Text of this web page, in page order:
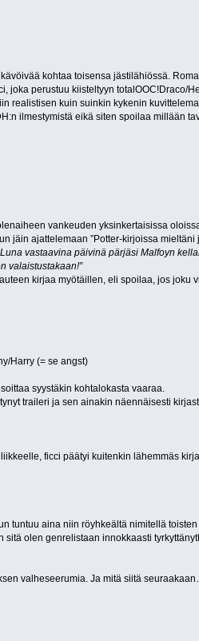
kohtaa toisensa jästilähiössä.
joka perustuu kiisteltyyn
realistisen kuin suinkin kykenin
ilmestymistä eikä siten spoilaa millään
vankeuden yksinkertaisissa
jäin ajattelemaan ”Potter-kirjoissa
vastaavina päivinä pärjäsi Malfoyn
valaistustakaan!”
kirjaa myötäillen, eli spoilaa, jos joku
Harry (= se angst)
syystäkin kohtalokasta vaaraa.
traileri ja sen ainakin näennäisesti
ficci päätyi kuitenkin lähemmäs
tuntuu aina niin röyhkeältä nimitellä
olen genrelistaan innokkaasti
valheseerumia. Ja mitä siitä